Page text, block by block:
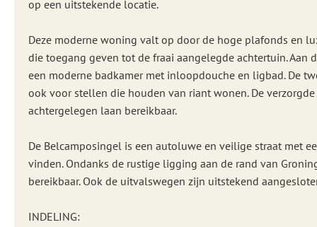
op een uitstekende locatie.
Deze moderne woning valt op door de hoge plafonds en
die toegang geven tot de fraai aangelegde achtertuin.
een moderne badkamer met inloopdouche en ligbad. De
ook voor stellen die houden van riant wonen. De
achtergelegen laan bereikbaar.
De Belcamposingel is een autoluwe en veilige straat met
vinden. Ondanks de rustige ligging aan de rand van
bereikbaar. Ook de uitvalswegen zijn uitstekend
INDELING: